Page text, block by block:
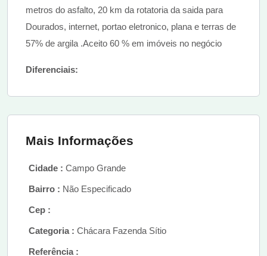
metros do asfalto, 20 km da rotatoria da saida para
Dourados, internet, portao eletronico, plana e terras de
57% de argila .Aceito 60 % em imóveis no negócio
Diferenciais:
Mais Informações
Cidade : Campo Grande
Bairro : Não Especificado
Cep :
Categoria : Chácara Fazenda Sítio
Referência :